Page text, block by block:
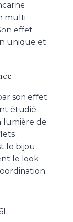
multi
effet
unique et
son effet
étudié.
lumière de
le bijou
le look